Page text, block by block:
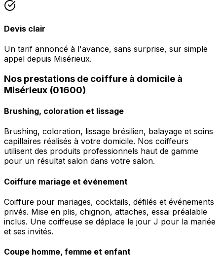
Devis clair
Un tarif annoncé à l'avance, sans surprise, sur simple
appel depuis Misérieux.
Nos prestations de coiffure à domicile à
Misérieux (01600)
Brushing, coloration et lissage
Brushing, coloration, lissage brésilien, balayage et soins
capillaires réalisés à votre domicile. Nos coiffeurs
utilisent des produits professionnels haut de gamme
pour un résultat salon dans votre salon.
Coiffure mariage et événement
Coiffure pour mariages, cocktails, défilés et événements
privés. Mise en plis, chignon, attaches, essai préalable
inclus. Une coiffeuse se déplace le jour J pour la mariée
et ses invités.
Coupe homme, femme et enfant